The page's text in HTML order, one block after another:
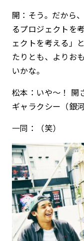
開：そう。だから
るプロジェクトを
ェクトを考える」
たりとも、よりお
いかな。
松本：いや〜！ 開
ギャラクシー（銀
一同：（笑）